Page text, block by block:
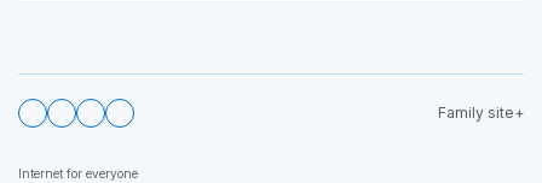
Family site
Internet for everyone